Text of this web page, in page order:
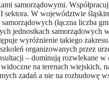
samorządowymi.
W województwie
(łączna
jednostkach samorządowych
wyróżnienie takiego
organizowanych przez
– dominują rozwlekane
na terenach
zadań a nie na rozbudowę